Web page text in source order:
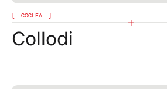
COCLEA
Collodi